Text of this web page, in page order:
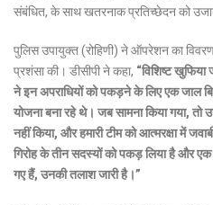
संबंधित, के साथ खतरनाक प्रतिच्छेदन को
पुलिस उपायुक्त (रोहिणी) ने ऑपरेशन का विवरण
प्रशंसा की। डीसीपी ने कहा, “विशिष्ट खुफिया
ने इन अपराधियों को पकड़ने के लिए एक जाल
योजना बना रहे थे। जब सामना किया गया, तो
नहीं किया, और हमारी टीम को आत्मरक्षा में
गिरोह के तीन सदस्यों को पकड़ लिया है और एक
गए हैं, उनकी तलाश जारी है।”